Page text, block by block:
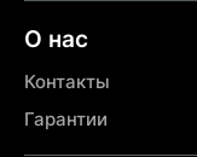
О нас
Контакты
Гарантии